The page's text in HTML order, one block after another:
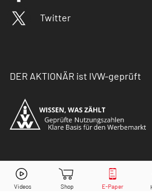
Vita 34 Aktie jetzt handeln?
Twitter
DER AKTIONÄR ist IVW-geprüft
© Copyright 2026